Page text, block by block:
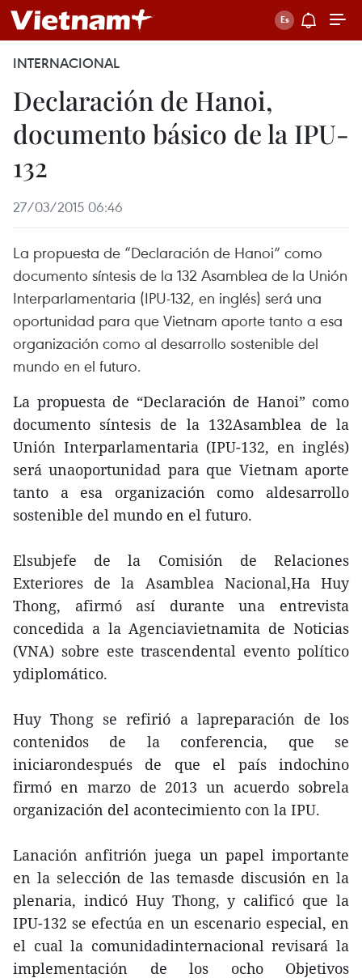
INTERNACIONAL
Declaración de Hanoi,
documento básico de la IPU-
132
27/03/2015 06:46
La propuesta de “Declaración de Hanoi” como
documento síntesis de la 132 Asamblea de la Unión
Interparlamentaria (IPU-132, en inglés) será una
oportunidad para que Vietnam aporte tanto a esa
organización como al desarrollo sostenible del
mundo en el futuro.
La propuesta de “Declaración de Hanoi” como
documento síntesis de la 132Asamblea de la
Unión Interparlamentaria (IPU-132, en inglés)
será unaoportunidad para que Vietnam aporte
tanto a esa organización como aldesarrollo
sostenible del mundo en el futuro.
Elsubjefe de la Comisión de Relaciones
Exteriores de la Asamblea Nacional,Ha Huy
Thong, afirmó así durante una entrevista
concedida a la Agenciavietnamita de Noticias
(VNA) sobre este trascendental evento político
ydiplomático.
Huy Thong se refirió a lapreparación de los
contenidos de la conferencia, que se
iniciarondespués de que el país indochino
firmó en marzo de 2013 un acuerdo sobrela
organización del acontecimiento con la IPU.
Lanación anfitrión juega un papel importante
en la selección de las temasde discusión en la
plenaria, indicó Huy Thong, y calificó que la
IPU-132 se efectúa en un escenario especial, en
el cual la comunidadinternacional revisará la
implementación de los ocho Objetivos